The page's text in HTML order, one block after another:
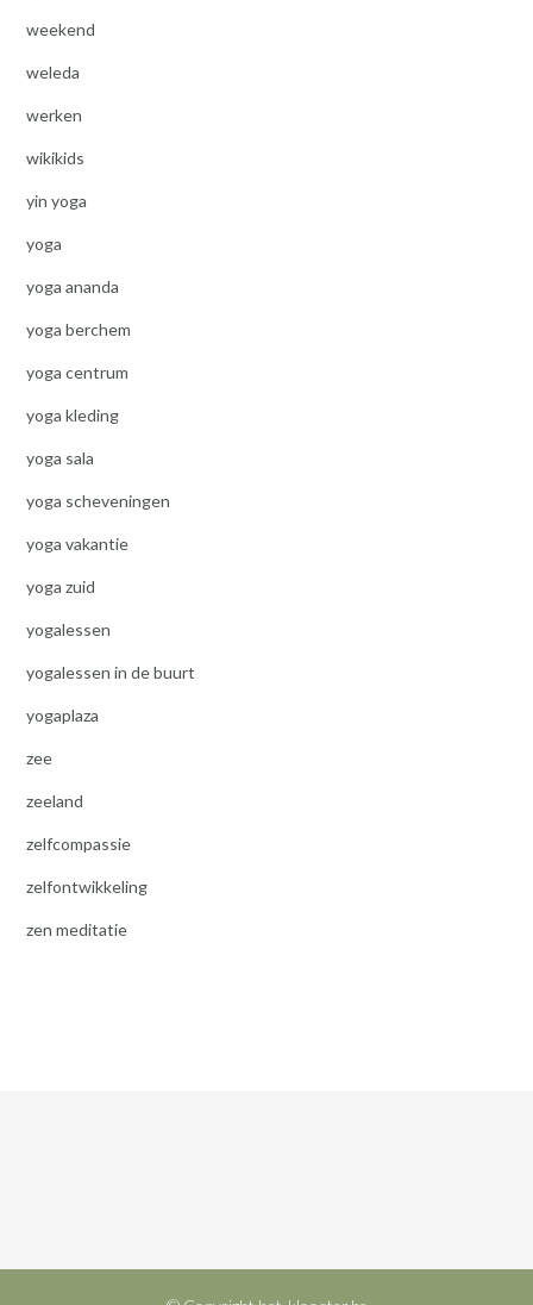
weekend
weleda
werken
wikikids
yin yoga
yoga
yoga ananda
yoga berchem
yoga centrum
yoga kleding
yoga sala
yoga scheveningen
yoga vakantie
yoga zuid
yogalessen
yogalessen in de buurt
yogaplaza
zee
zeeland
zelfcompassie
zelfontwikkeling
zen meditatie